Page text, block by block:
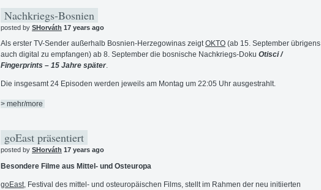
Nachkriegs-Bosnien
posted by SHorváth 17 years ago
Als erster TV-Sender außerhalb Bosnien-Herzegowinas zeigtOKTO (ab 15. September übrigens
auch digital zu empfangen) ab 8. September die bosnische Nachkriegs-Doku Otisci /
Fingerprints – 15 Jahre später.
Die insgesamt 24 Episoden werden jeweils am Montag um 22:05 Uhr ausgestrahlt.
> mehr/more
goEast präsentiert
posted by SHorváth 17 years ago
Besondere Filme aus Mittel- und Osteuropa
goEast, Festival des mittel- und osteuropäischen Films, stellt im Rahmen der neu initiierten